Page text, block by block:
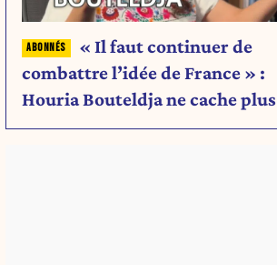
« Il faut continuer de
combattre l’idée de France » :
Houria Bouteldja ne cache plus
rien de son projet